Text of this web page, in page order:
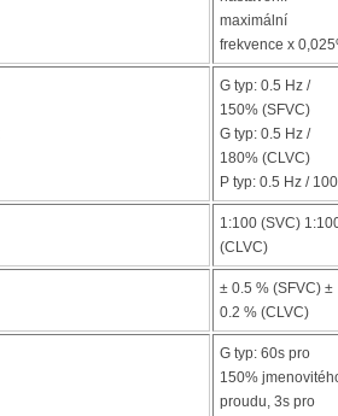
maximální
frekvence x
G typ: 0.5 Hz /
150% (SFVC)
G typ: 0.5 Hz /
180% (CLVC)
P typ: 0.5 Hz /
1:100 (SVC)
(CLVC)
± 0.5 % (SFVC) ±
0.2 % (CLVC)
G typ: 60s pro
150%
proudu, 3s pro